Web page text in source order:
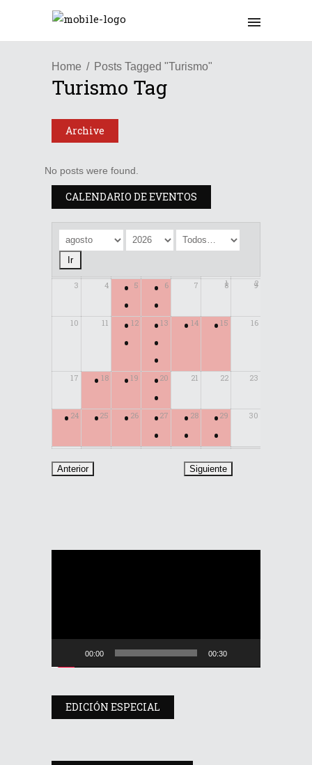
Home Posts Tagged "Turismo"
Turismo Tag
Archive
No posts were found.
CALENDARIO DE EVENTOS
1 2
3 4 5
•
•
6
•
•
7 8 9
10 11 12
•
•
13
•
•
•
14
• 15
• 16
17 18
• 19
• 20
•
•
21 22 23
24
• 25
• 26
• 27
•
•
28
•
•
29
•
•
30
00:00 00:30
EDICIÓN ESPECIAL